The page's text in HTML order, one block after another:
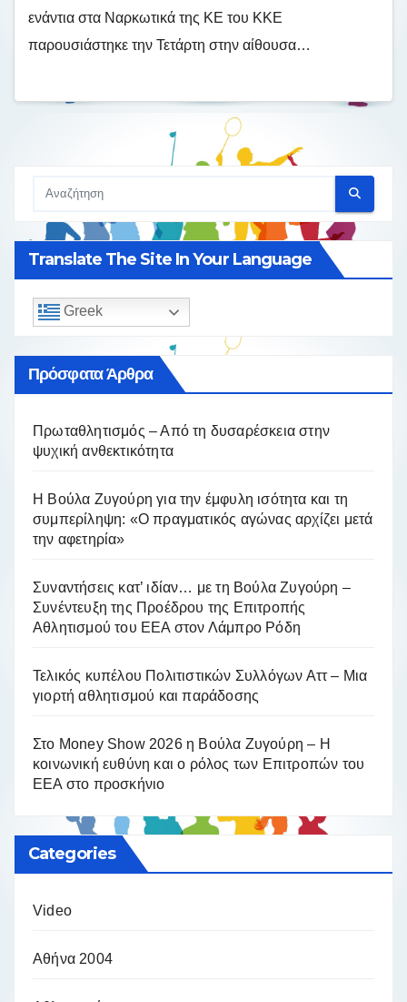
ενάντια στα Ναρκωτικά της ΚΕ του ΚΚΕ
παρουσιάστηκε την Τετάρτη στην αίθουσα…
Translate The Site In Your Language
Greek
Πρόσφατα Άρθρα
Πρωταθλητισμός – Από τη δυσαρέσκεια στην
ψυχική ανθεκτικότητα
Η Βούλα Ζυγούρη για την έμφυλη ισότητα και τη
συμπερίληψη: «Ο πραγματικός αγώνας αρχίζει μετά
την αφετηρία»
Συναντήσεις κατ’ ιδίαν… με τη Βούλα Ζυγούρη –
Συνέντευξη της Προέδρου της Επιτροπής
Αθλητισμού του ΕΕΑ στον Λάμπρο Ρόδη
Τελικός κυπέλου Πολιτιστικών Συλλόγων Αττ – Μια
γιορτή αθλητισμού και παράδοσης
Στο Money Show 2026 η Βούλα Ζυγούρη – Η
κοινωνική ευθύνη και ο ρόλος των Επιτροπών του
ΕΕΑ στο προσκήνιο
Categories
Video
Αθήνα 2004